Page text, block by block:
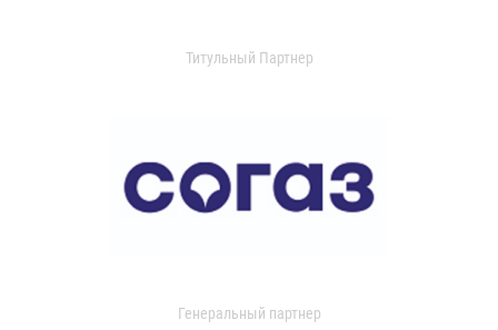
Титульный Партнер
Генеральный партнер